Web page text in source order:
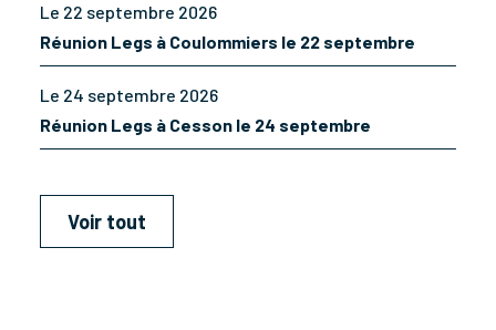
Le 22 septembre 2026
Réunion Legs à Coulommiers le 22 septembre
Le 24 septembre 2026
Réunion Legs à Cesson le 24 septembre
Voir tout